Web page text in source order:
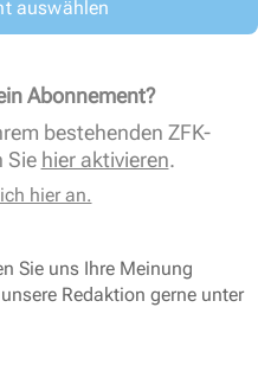
auswählen
Abonnement?
bestehenden ZFK-
Sie hier aktivieren.
hier an.
Sie uns Ihre Meinung
Redaktion gerne unter